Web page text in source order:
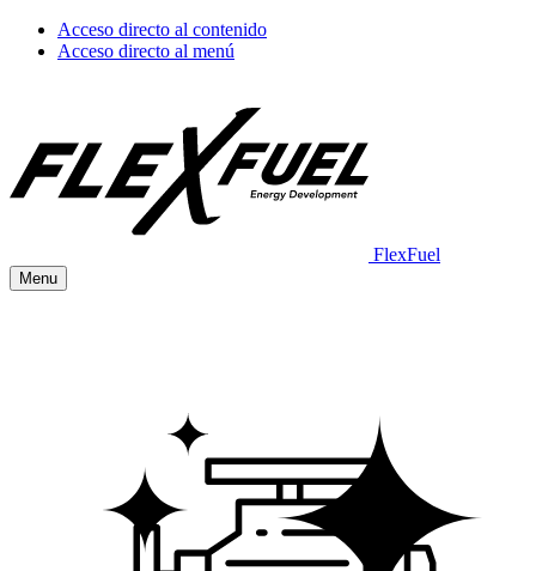
Acceso directo al contenido
Acceso directo al menú
FlexFuel
Menu